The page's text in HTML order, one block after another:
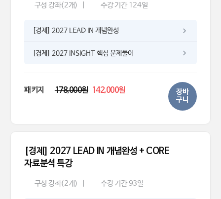
구성 강좌(2개) 수강 기간 124일
[경제] 2027 LEAD IN 개념완성
[경제] 2027 INSIGHT 핵심 문제풀이
패키지 178,000원 142,000원
장바
구니
[경제] 2027 LEAD IN 개념완성 + CORE
자료분석 특강
구성 강좌(2개) 수강 기간 93일